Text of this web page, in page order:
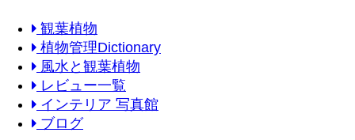
観葉植物
植物管理Dictionary
風水と観葉植物
レビュー一覧
インテリア 写真館
ブログ